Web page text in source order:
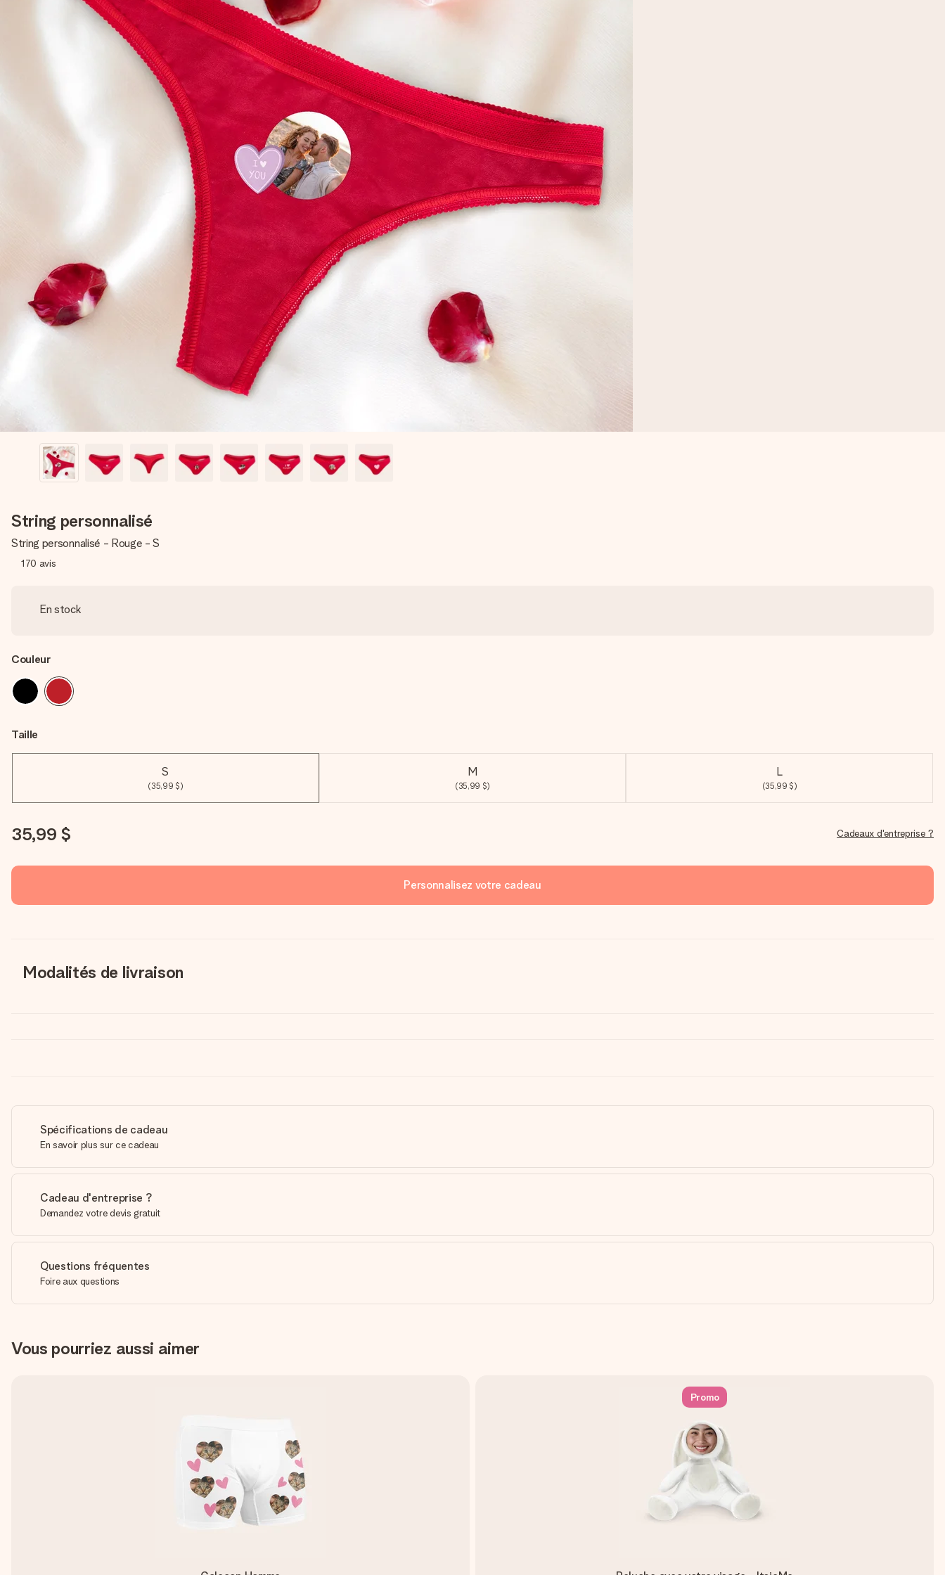
String personnalisé
String personnalisé - Rouge - S
170 avis
En stock
Couleur
Taille
S
(35,99 $)
M
(35,99 $)
L
(35,99 $)
35,99 $ Cadeaux d'entreprise ?
Personnalisez votre cadeau
Modalités de livraison
Spécifications de cadeau
En savoir plus sur ce cadeau
Cadeau d'entreprise ?
Demandez votre devis gratuit
Questions fréquentes
Foire aux questions
Vous pourriez aussi aimer
Promo